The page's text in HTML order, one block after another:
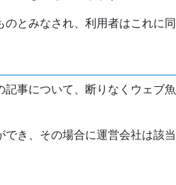
とみなされ、利用者はこれに同
事について、断りなくウェブ
き、その場合に運営会社は該